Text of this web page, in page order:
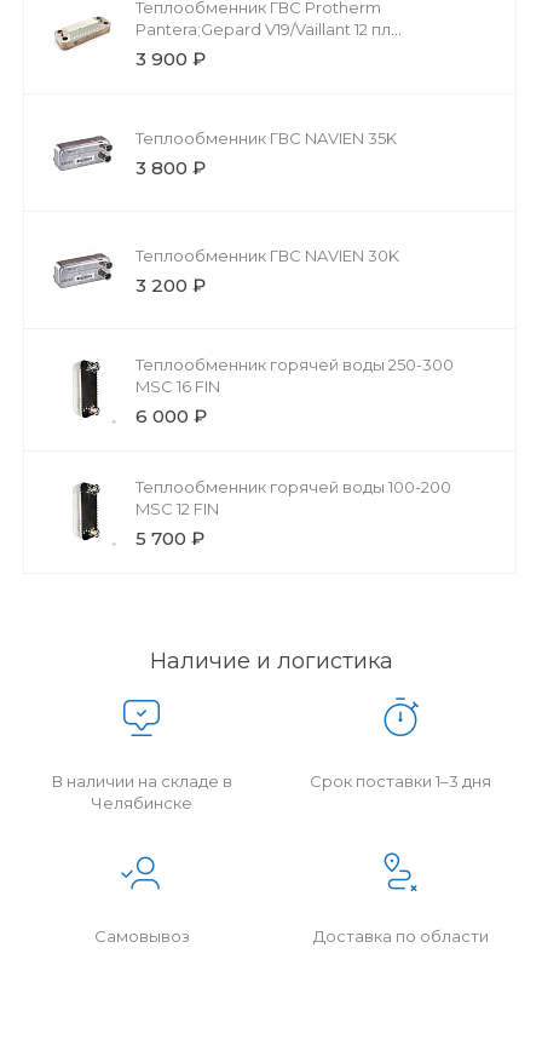
Теплообменник ГВС Protherm
Pantera;Gepard V19/Vaillant 12 пл
20038572/0020059452 (Hrale PHE.029)
3 900 ₽
Теплообменник ГВС NAVIEN 35K
3 800 ₽
Теплообменник ГВС NAVIEN 30K
3 200 ₽
Теплообменник горячей воды 250-300
MSC 16 FIN
6 000 ₽
Теплообменник горячей воды 100-200
MSC 12 FIN
5 700 ₽
Наличие и логистика
В наличии на складе в
Челябинске
Срок поставки 1–3 дня
Самовывоз Доставка по области